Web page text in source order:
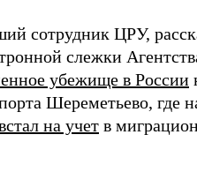
сотрудник ЦРУ,
слежки
убежище в России
Шереметьево, где
на учет в